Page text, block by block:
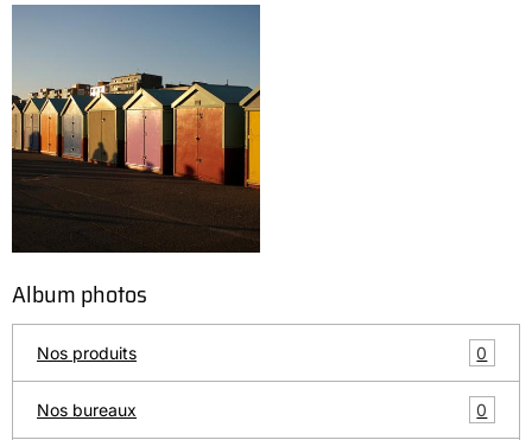
Album photos
Nos produits 0
Nos bureaux 0